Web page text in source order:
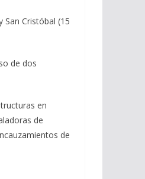
Cristóbal (15
de dos
en
de
de